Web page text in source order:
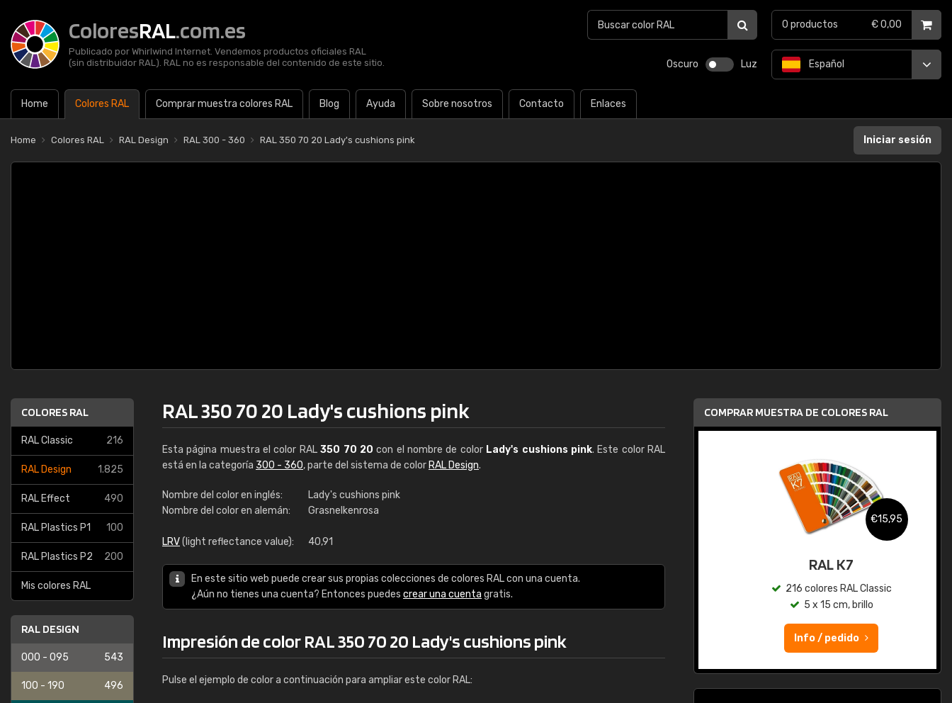
ColoresRAL.com.es
Publicado por Whirlwind Internet. Vendemos productos oficiales RAL
(sin distribuidor RAL). RAL no es responsable del contenido de este sitio.
Oscuro Luz
Home Colores RAL Comprar muestra colores RAL Blog Ayuda Sobre nosotros Contacto Enlaces
Español
0 productos € 0,00
Home Colores RAL RAL Design RAL 300 - 360 RAL 350 70 20 Lady's cushions pink Iniciar sesión
COLORES RAL
RAL Classic 216
RAL Design 1.825
RAL Effect 490
RAL Plastics P1 100
RAL Plastics P2 200
Mis colores RAL
RAL DESIGN
000 - 095 543
100 - 190 496
RAL 350 70 20 Lady's cushions pink
Esta página muestra el color RAL350 70 20 con el nombre de color Lady's cushions pink. Este color RAL
está en la categoría 300 - 360, parte del sistema de color RAL Design.
Nombre del color en inglés:
Lady's cushions pink
Nombre del color en alemán:
Grasnelkenrosa
LRV(light reflectance value): 40,91
En este sitio web puede crear sus propias colecciones de colores RAL con una cuenta.
¿Aún no tienes una cuenta? Entonces puedes crear una cuenta gratis.
Impresión de color RAL 350 70 20 Lady's cushions pink
Pulse el ejemplo de color a continuación para ampliar este color RAL:
COMPRAR MUESTRA DE COLORES RAL
RAL K7 a base de agua
Info / pedido
€15,95
RAL K7
216 colores RAL Classic
5 x 15 cm, brillo
Info / pedido